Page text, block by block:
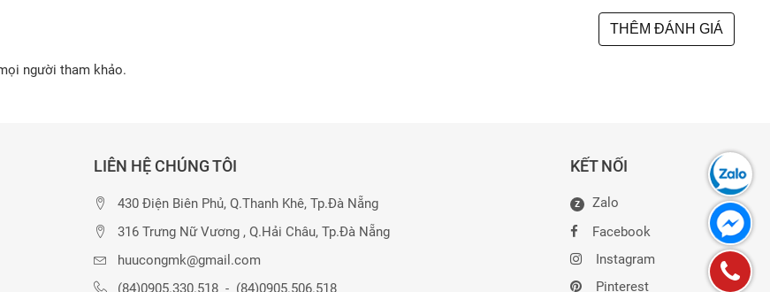
THÊM ĐÁNH GIÁ
người tham khảo.
LIÊN HỆ CHÚNG TÔI
430 Điện Biên Phủ, Q.Thanh Khê, Tp.Đà Nẵng
316 Trưng Nữ Vương , Q.Hải Châu, Tp.Đà Nẵng
huucongmk@gmail.com
(84)0905.330.518 - (84)0905.506.518
KẾT NỐI
Z
Zalo
Facebook
Instagram
Pinterest